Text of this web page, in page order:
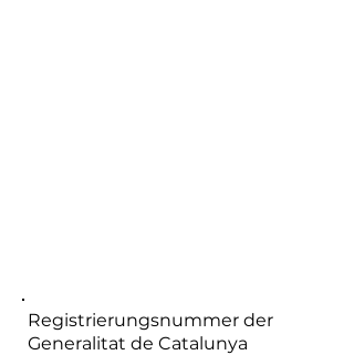
Registrierungsnummer der
Generalitat de Catalunya